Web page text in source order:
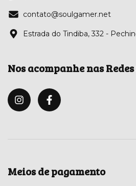
contato@soulgamer.net
Estrada do Tindiba, 332 -
Nos acompanhe nas
Meios de pagamento